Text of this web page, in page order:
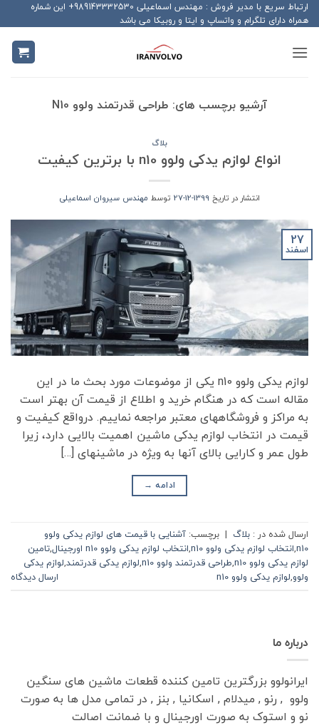
Skip
to
content
ارتباط سریع با مدیر فروش : مهندس اسماعیلی 989143332530+ این شماره
همراه دارای تلگرام و واتساپ و ایتا و روبیکا می باشد
آرشیو برچسب های: طراحی قدرتمند ولوو N10
بلاگ
انواع لوازم یدکی ولوو n10 با برترین کیفیت
انتشار در تاریخ 1399-12-27 توسط مهندس سیروان اسماعیلی
27
اسفند
لوازم یدکی ولوو n10 یکی از موضوعات مورد بحث ما در این
مقاله است که در هنگام خرید و اطلاع از قیمت آن بهتر است
به مراکز و فروشگاه­های معتبر مراجعه نماییم. درواقع کیفیت و
قیمت در انتخاب لوازم یدکی ماشین اهمیت بالایی دارد، زیرا
طول عمر و کارایی بالای آن­ها به ویژه در ماشین­های […]
ادامه →
ارسال شده در : بلاگ | برچسب: آشنایی با قیمت ­های لوازم یدکی ولوو
n10
,انتخاب لوازم یدکی ولوو n10 ,انتخاب لوازم یدکی ولوو n10 اورجینال ,تامین
لوازم یدکی ولوو n10
,طراحی قدرتمند ولوو n10 ,لوازم یدکی قدرتمند,لوازم یدکی
ولوو,لوازم یدکی ولوو n10 ارسال دیدگاه
درباره ما
ایرانولوو بزرگترین تامین کننده قطعات ماشین های سنگین
ولوو , رنو , میدلام , اسکانیا , بنز , در تمامی مدل ها به صورت
نو و استوک به صورت اورجینال و با ضمانت اصالت